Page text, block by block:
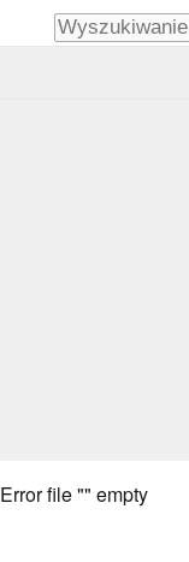
Error file "" empty